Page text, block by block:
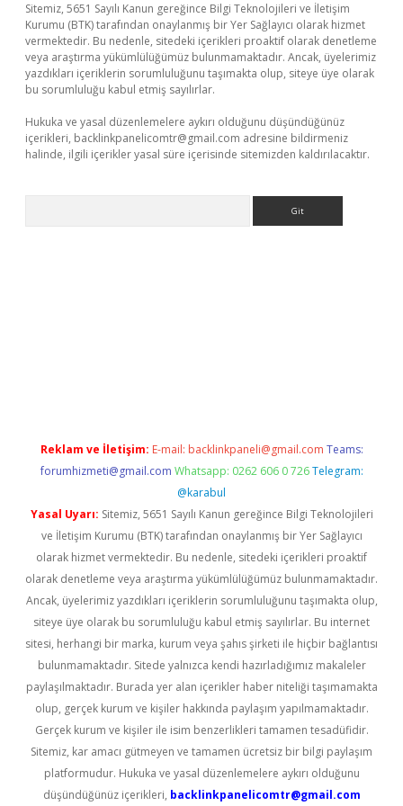
Sitemiz, 5651 Sayılı Kanun gereğince Bilgi Teknolojileri ve İletişim
Kurumu (BTK) tarafından onaylanmış bir Yer Sağlayıcı olarak hizmet
vermektedir. Bu nedenle, sitedeki içerikleri proaktif olarak denetleme
veya araştırma yükümlülüğümüz bulunmamaktadır. Ancak, üyelerimiz
yazdıkları içeriklerin sorumluluğunu taşımakta olup, siteye üye olarak
bu sorumluluğu kabul etmiş sayılırlar.
Hukuka ve yasal düzenlemelere aykırı olduğunu düşündüğünüz
içerikleri, backlinkpanelicomtr@gmail.com adresine bildirmeniz
halinde, ilgili içerikler yasal süre içerisinde sitemizden kaldırılacaktır.
Reklam ve İletişim: E-mail: backlinkpaneli@gmail.com Teams:
forumhizmeti@gmail.com Whatsapp: 0262 606 0 726 Telegram:
@karabul
Yasal Uyarı: Sitemiz, 5651 Sayılı Kanun gereğince Bilgi Teknolojileri
ve İletişim Kurumu (BTK) tarafından onaylanmış bir Yer Sağlayıcı
olarak hizmet vermektedir. Bu nedenle, sitedeki içerikleri proaktif
olarak denetleme veya araştırma yükümlülüğümüz bulunmamaktadır.
Ancak, üyelerimiz yazdıkları içeriklerin sorumluluğunu taşımakta olup,
siteye üye olarak bu sorumluluğu kabul etmiş sayılırlar. Bu internet
sitesi, herhangi bir marka, kurum veya şahıs şirketi ile hiçbir bağlantısı
bulunmamaktadır. Sitede yalnızca kendi hazırladığımız makaleler
paylaşılmaktadır. Burada yer alan içerikler haber niteliği taşımamakta
olup, gerçek kurum ve kişiler hakkında paylaşım yapılmamaktadır.
Gerçek kurum ve kişiler ile isim benzerlikleri tamamen tesadüfidir.
Sitemiz, kar amacı gütmeyen ve tamamen ücretsiz bir bilgi paylaşım
platformudur. Hukuka ve yasal düzenlemelere aykırı olduğunu
düşündüğünüz içerikleri, backlinkpanelicomtr@gmail.com